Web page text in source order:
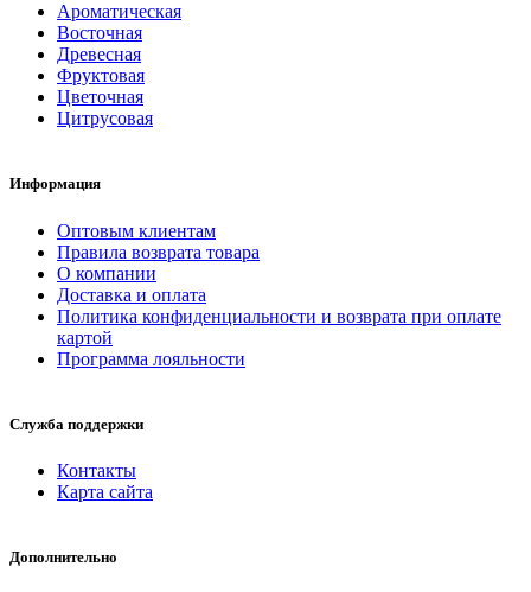
Ароматическая
Восточная
Древесная
Фруктовая
Цветочная
Цитрусовая
Информация
Оптовым клиентам
Правила возврата товара
О компании
Доставка и оплата
Политика конфиденциальности и возврата при оплате
картой
Программа лояльности
Служба поддержки
Контакты
Карта сайта
Дополнительно